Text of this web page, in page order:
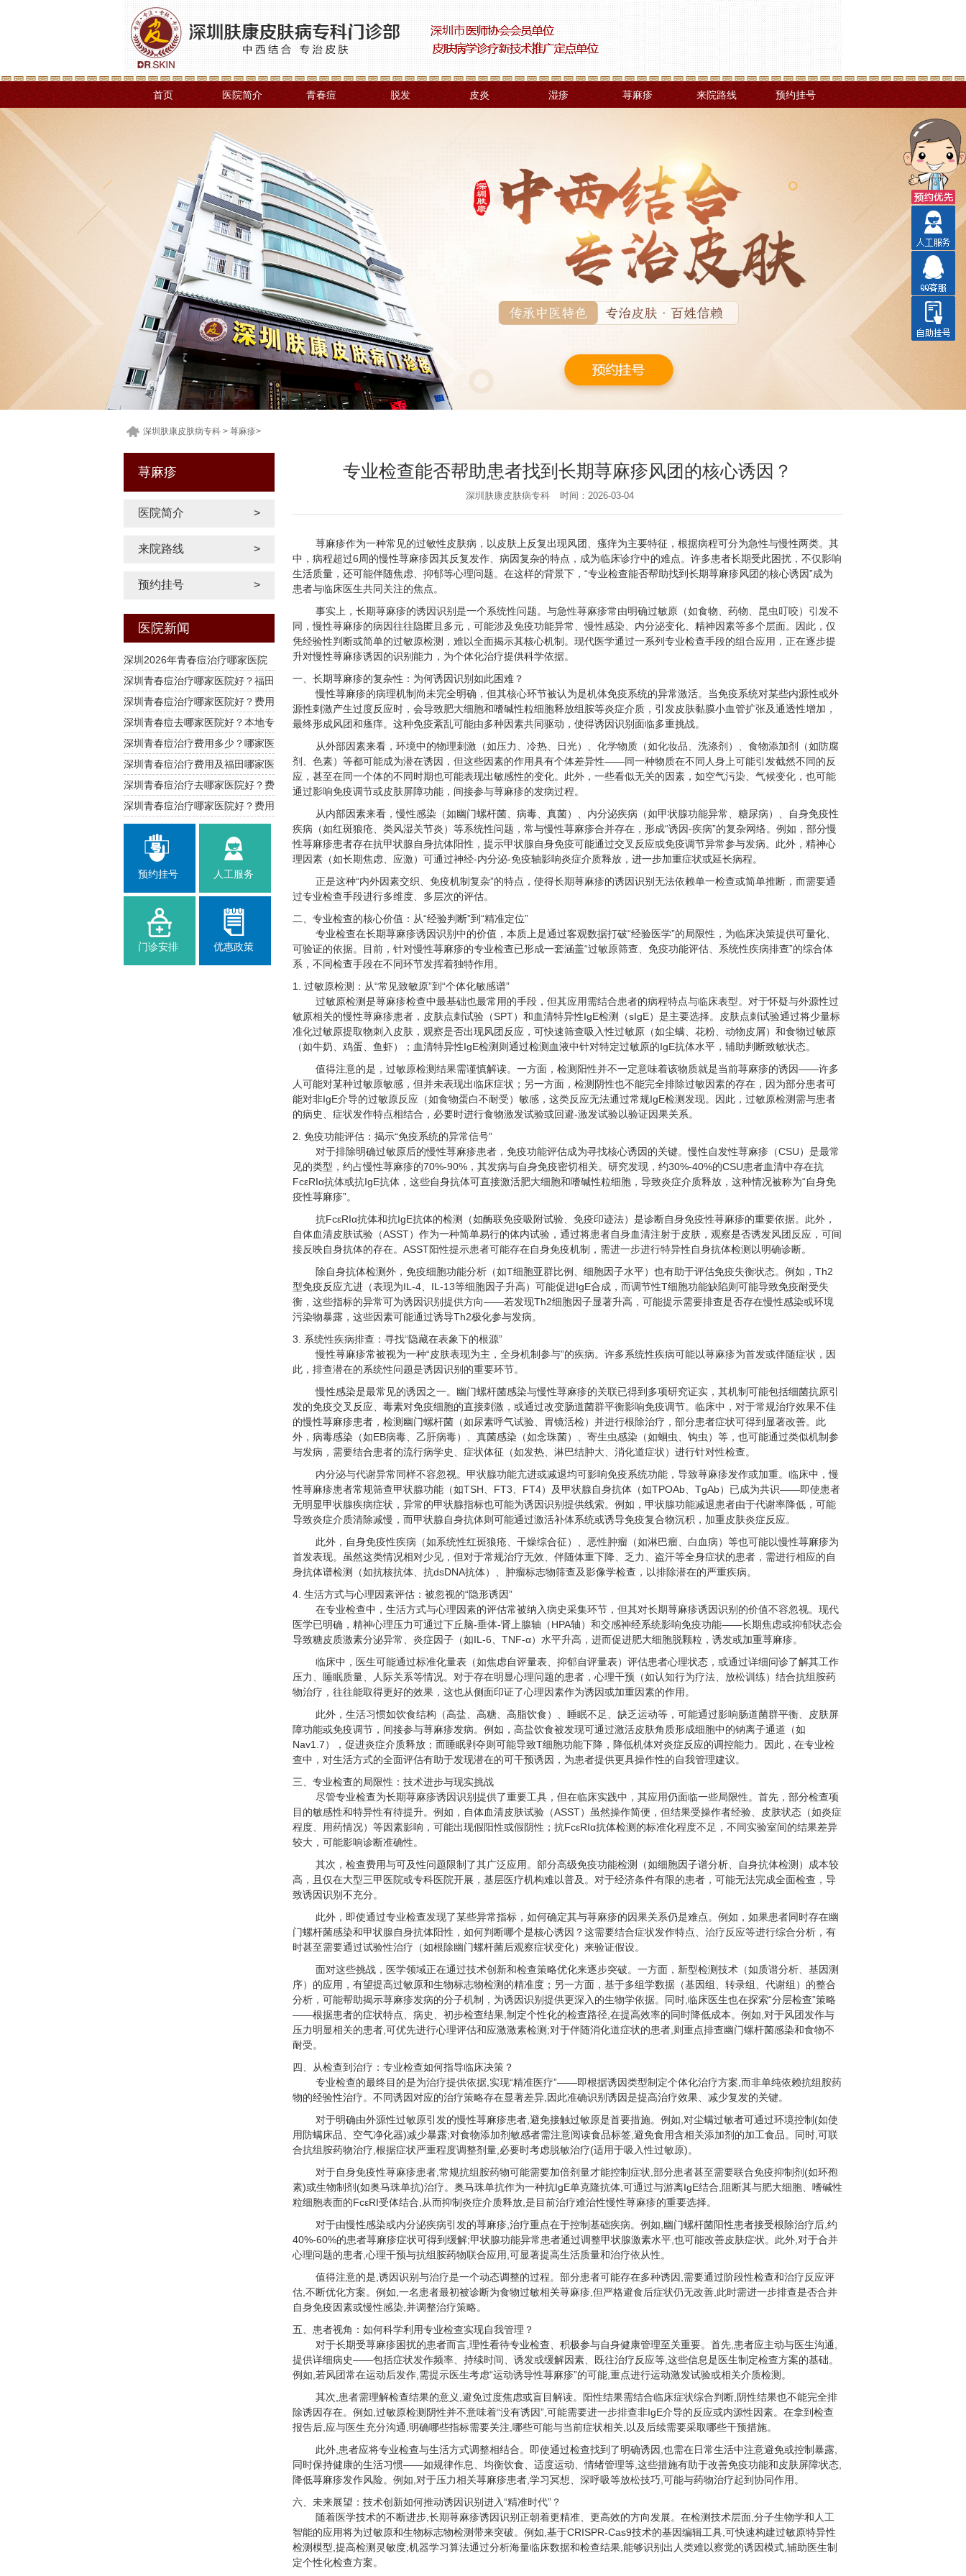
首页 医院简介 青春痘 脱发 皮炎 湿疹 荨麻疹 来院路线 预约挂号
深圳肤康皮肤病专科 > 荨麻疹>
荨麻疹
医院简介 >
来院路线 >
预约挂号 >
医院新闻
深圳2026年青春痘治疗哪家医院
好？福田南山推荐
深圳青春痘治疗哪家医院好？福田
南山费用参考
深圳青春痘治疗哪家医院好？费用
与攻略
深圳青春痘去哪家医院好？本地专
业治疗指南
深圳青春痘治疗费用多少？哪家医
院靠谱
深圳青春痘治疗费用及福田哪家医
院口碑好
深圳青春痘治疗去哪家医院好？费
用与建议
深圳青春痘治疗哪家医院好？费用
是多少
预约挂号 人工服务
门诊安排 优惠政策
专业检查能否帮助患者找到长期荨麻疹风团的核心诱因？
深圳肤康皮肤病专科 时间：2026-03-04
荨麻疹作为一种常见的过敏性皮肤病，以皮肤上反复出现风团、瘙痒为主要特征，根据病程可分为急性与慢性两类。其
中，病程超过6周的慢性荨麻疹因其反复发作、病因复杂的特点，成为临床诊疗中的难点。许多患者长期受此困扰，不仅影响
生活质量，还可能伴随焦虑、抑郁等心理问题。在这样的背景下，“专业检查能否帮助找到长期荨麻疹风团的核心诱因”成为
患者与临床医生共同关注的焦点。
事实上，长期荨麻疹的诱因识别是一个系统性问题。与急性荨麻疹常由明确过敏原（如食物、药物、昆虫叮咬）引发不
同，慢性荨麻疹的病因往往隐匿且多元，可能涉及免疫功能异常、慢性感染、内分泌变化、精神因素等多个层面。因此，仅
凭经验性判断或简单的过敏原检测，难以全面揭示其核心机制。现代医学通过一系列专业检查手段的组合应用，正在逐步提
升对慢性荨麻疹诱因的识别能力，为个体化治疗提供科学依据。
一、长期荨麻疹的复杂性：为何诱因识别如此困难？
慢性荨麻疹的病理机制尚未完全明确，但其核心环节被认为是机体免疫系统的异常激活。当免疫系统对某些内源性或外
源性刺激产生过度反应时，会导致肥大细胞和嗜碱性粒细胞释放组胺等炎症介质，引发皮肤黏膜小血管扩张及通透性增加，
最终形成风团和瘙痒。这种免疫紊乱可能由多种因素共同驱动，使得诱因识别面临多重挑战。
从外部因素来看，环境中的物理刺激（如压力、冷热、日光）、化学物质（如化妆品、洗涤剂）、食物添加剂（如防腐
剂、色素）等都可能成为潜在诱因，但这些因素的作用具有个体差异性——同一种物质在不同人身上可能引发截然不同的反
应，甚至在同一个体的不同时期也可能表现出敏感性的变化。此外，一些看似无关的因素，如空气污染、气候变化，也可能
通过影响免疫调节或皮肤屏障功能，间接参与荨麻疹的发病过程。
从内部因素来看，慢性感染（如幽门螺杆菌、病毒、真菌）、内分泌疾病（如甲状腺功能异常、糖尿病）、自身免疫性
疾病（如红斑狼疮、类风湿关节炎）等系统性问题，常与慢性荨麻疹合并存在，形成“诱因-疾病”的复杂网络。例如，部分慢
性荨麻疹患者存在抗甲状腺自身抗体阳性，提示甲状腺自身免疫可能通过交叉反应或免疫调节异常参与发病。此外，精神心
理因素（如长期焦虑、应激）可通过神经-内分泌-免疫轴影响炎症介质释放，进一步加重症状或延长病程。
正是这种“内外因素交织、免疫机制复杂”的特点，使得长期荨麻疹的诱因识别无法依赖单一检查或简单推断，而需要通
过专业检查手段进行多维度、多层次的评估。
二、专业检查的核心价值：从“经验判断”到“精准定位”
专业检查在长期荨麻疹诱因识别中的价值，本质上是通过客观数据打破“经验医学”的局限性，为临床决策提供可量化、
可验证的依据。目前，针对慢性荨麻疹的专业检查已形成一套涵盖“过敏原筛查、免疫功能评估、系统性疾病排查”的综合体
系，不同检查手段在不同环节发挥着独特作用。
1. 过敏原检测：从“常见致敏原”到“个体化敏感谱”
过敏原检测是荨麻疹检查中最基础也最常用的手段，但其应用需结合患者的病程特点与临床表型。对于怀疑与外源性过
敏原相关的慢性荨麻疹患者，皮肤点刺试验（SPT）和血清特异性IgE检测（sIgE）是主要选择。皮肤点刺试验通过将少量标
准化过敏原提取物刺入皮肤，观察是否出现风团反应，可快速筛查吸入性过敏原（如尘螨、花粉、动物皮屑）和食物过敏原
（如牛奶、鸡蛋、鱼虾）；血清特异性IgE检测则通过检测血液中针对特定过敏原的IgE抗体水平，辅助判断致敏状态。
值得注意的是，过敏原检测结果需谨慎解读。一方面，检测阳性并不一定意味着该物质就是当前荨麻疹的诱因——许多
人可能对某种过敏原敏感，但并未表现出临床症状；另一方面，检测阴性也不能完全排除过敏因素的存在，因为部分患者可
能对非IgE介导的过敏原反应（如食物蛋白不耐受）敏感，这类反应无法通过常规IgE检测发现。因此，过敏原检测需与患者
的病史、症状发作特点相结合，必要时进行食物激发试验或回避-激发试验以验证因果关系。
2. 免疫功能评估：揭示“免疫系统的异常信号”
对于排除明确过敏原后的慢性荨麻疹患者，免疫功能评估成为寻找核心诱因的关键。慢性自发性荨麻疹（CSU）是最常
见的类型，约占慢性荨麻疹的70%-90%，其发病与自身免疫密切相关。研究发现，约30%-40%的CSU患者血清中存在抗
FcεRIα抗体或抗IgE抗体，这些自身抗体可直接激活肥大细胞和嗜碱性粒细胞，导致炎症介质释放，这种情况被称为“自身免
疫性荨麻疹”。
抗FcεRIα抗体和抗IgE抗体的检测（如酶联免疫吸附试验、免疫印迹法）是诊断自身免疫性荨麻疹的重要依据。此外，
自体血清皮肤试验（ASST）作为一种简单易行的体内试验，通过将患者自身血清注射于皮肤，观察是否诱发风团反应，可间
接反映自身抗体的存在。ASST阳性提示患者可能存在自身免疫机制，需进一步进行特异性自身抗体检测以明确诊断。
除自身抗体检测外，免疫细胞功能分析（如T细胞亚群比例、细胞因子水平）也有助于评估免疫失衡状态。例如，Th2
型免疫反应亢进（表现为IL-4、IL-13等细胞因子升高）可能促进IgE合成，而调节性T细胞功能缺陷则可能导致免疫耐受失
衡，这些指标的异常可为诱因识别提供方向——若发现Th2细胞因子显著升高，可能提示需要排查是否存在慢性感染或环境
污染物暴露，这些因素可能通过诱导Th2极化参与发病。
3. 系统性疾病排查：寻找“隐藏在表象下的根源”
慢性荨麻疹常被视为一种“皮肤表现为主，全身机制参与”的疾病。许多系统性疾病可能以荨麻疹为首发或伴随症状，因
此，排查潜在的系统性问题是诱因识别的重要环节。
慢性感染是最常见的诱因之一。幽门螺杆菌感染与慢性荨麻疹的关联已得到多项研究证实，其机制可能包括细菌抗原引
发的免疫交叉反应、毒素对免疫细胞的直接刺激，或通过改变肠道菌群平衡影响免疫调节。临床中，对于常规治疗效果不佳
的慢性荨麻疹患者，检测幽门螺杆菌（如尿素呼气试验、胃镜活检）并进行根除治疗，部分患者症状可得到显著改善。此
外，病毒感染（如EB病毒、乙肝病毒）、真菌感染（如念珠菌）、寄生虫感染（如蛔虫、钩虫）等，也可能通过类似机制参
与发病，需要结合患者的流行病学史、症状体征（如发热、淋巴结肿大、消化道症状）进行针对性检查。
内分泌与代谢异常同样不容忽视。甲状腺功能亢进或减退均可影响免疫系统功能，导致荨麻疹发作或加重。临床中，慢
性荨麻疹患者常规筛查甲状腺功能（如TSH、FT3、FT4）及甲状腺自身抗体（如TPOAb、TgAb）已成为共识——即使患者
无明显甲状腺疾病症状，异常的甲状腺指标也可能为诱因识别提供线索。例如，甲状腺功能减退患者由于代谢率降低，可能
导致炎症介质清除减慢，而甲状腺自身抗体则可能通过激活补体系统或诱导免疫复合物沉积，加重皮肤炎症反应。
此外，自身免疫性疾病（如系统性红斑狼疮、干燥综合征）、恶性肿瘤（如淋巴瘤、白血病）等也可能以慢性荨麻疹为
首发表现。虽然这类情况相对少见，但对于常规治疗无效、伴随体重下降、乏力、盗汗等全身症状的患者，需进行相应的自
身抗体谱检测（如抗核抗体、抗dsDNA抗体）、肿瘤标志物筛查及影像学检查，以排除潜在的严重疾病。
4. 生活方式与心理因素评估：被忽视的“隐形诱因”
在专业检查中，生活方式与心理因素的评估常被纳入病史采集环节，但其对长期荨麻疹诱因识别的价值不容忽视。现代
医学已明确，精神心理压力可通过下丘脑-垂体-肾上腺轴（HPA轴）和交感神经系统影响免疫功能——长期焦虑或抑郁状态会
导致糖皮质激素分泌异常、炎症因子（如IL-6、TNF-α）水平升高，进而促进肥大细胞脱颗粒，诱发或加重荨麻疹。
临床中，医生可能通过标准化量表（如焦虑自评量表、抑郁自评量表）评估患者心理状态，或通过详细问诊了解其工作
压力、睡眠质量、人际关系等情况。对于存在明显心理问题的患者，心理干预（如认知行为疗法、放松训练）结合抗组胺药
物治疗，往往能取得更好的效果，这也从侧面印证了心理因素作为诱因或加重因素的作用。
此外，生活习惯如饮食结构（高盐、高糖、高脂饮食）、睡眠不足、缺乏运动等，可能通过影响肠道菌群平衡、皮肤屏
障功能或免疫调节，间接参与荨麻疹发病。例如，高盐饮食被发现可通过激活皮肤角质形成细胞中的钠离子通道（如
Nav1.7），促进炎症介质释放；而睡眠剥夺则可能导致T细胞功能下降，降低机体对炎症反应的调控能力。因此，在专业检
查中，对生活方式的全面评估有助于发现潜在的可干预诱因，为患者提供更具操作性的自我管理建议。
三、专业检查的局限性：技术进步与现实挑战
尽管专业检查为长期荨麻疹诱因识别提供了重要工具，但在临床实践中，其应用仍面临一些局限性。首先，部分检查项
目的敏感性和特异性有待提升。例如，自体血清皮肤试验（ASST）虽然操作简便，但结果受操作者经验、皮肤状态（如炎症
程度、用药情况）等因素影响，可能出现假阳性或假阴性；抗FcεRIα抗体检测的标准化程度不足，不同实验室间的结果差异
较大，可能影响诊断准确性。
其次，检查费用与可及性问题限制了其广泛应用。部分高级免疫功能检测（如细胞因子谱分析、自身抗体检测）成本较
高，且仅在大型三甲医院或专科医院开展，基层医疗机构难以普及。对于经济条件有限的患者，可能无法完成全面检查，导
致诱因识别不充分。
此外，即使通过专业检查发现了某些异常指标，如何确定其与荨麻疹的因果关系仍是难点。例如，如果患者同时存在幽
门螺杆菌感染和甲状腺自身抗体阳性，如何判断哪个是核心诱因？这需要结合症状发作特点、治疗反应等进行综合分析，有
时甚至需要通过试验性治疗（如根除幽门螺杆菌后观察症状变化）来验证假设。
面对这些挑战，医学领域正在通过技术创新和检查策略优化来逐步突破。一方面，新型检测技术（如质谱分析、基因测
序）的应用，有望提高过敏原和生物标志物检测的精准度；另一方面，基于多组学数据（基因组、转录组、代谢组）的整合
分析，可能帮助揭示荨麻疹发病的分子机制，为诱因识别提供更深入的生物学依据。同时,临床医生也在探索“分层检查”策略
——根据患者的症状特点、病史、初步检查结果,制定个性化的检查路径,在提高效率的同时降低成本。例如,对于风团发作与
压力明显相关的患者,可优先进行心理评估和应激激素检测;对于伴随消化道症状的患者,则重点排查幽门螺杆菌感染和食物不
耐受。
四、从检查到治疗：专业检查如何指导临床决策？
专业检查的最终目的是为治疗提供依据,实现“精准医疗”——即根据诱因类型制定个体化治疗方案,而非单纯依赖抗组胺药
物的经验性治疗。不同诱因对应的治疗策略存在显著差异,因此准确识别诱因是提高治疗效果、减少复发的关键。
对于明确由外源性过敏原引发的慢性荨麻疹患者,避免接触过敏原是首要措施。例如,对尘螨过敏者可通过环境控制(如使
用防螨床品、空气净化器)减少暴露;对食物添加剂敏感者需注意阅读食品标签,避免食用含相关添加剂的加工食品。同时,可联
合抗组胺药物治疗,根据症状严重程度调整剂量,必要时考虑脱敏治疗(适用于吸入性过敏原)。
对于自身免疫性荨麻疹患者,常规抗组胺药物可能需要加倍剂量才能控制症状,部分患者甚至需要联合免疫抑制剂(如环孢
素)或生物制剂(如奥马珠单抗)治疗。奥马珠单抗作为一种抗IgE单克隆抗体,可通过与游离IgE结合,阻断其与肥大细胞、嗜碱性
粒细胞表面的FcεRI受体结合,从而抑制炎症介质释放,是目前治疗难治性慢性荨麻疹的重要选择。
对于由慢性感染或内分泌疾病引发的荨麻疹,治疗重点在于控制基础疾病。例如,幽门螺杆菌阳性患者接受根除治疗后,约
40%-60%的患者荨麻疹症状可得到缓解;甲状腺功能异常患者通过调整甲状腺激素水平,也可能改善皮肤症状。此外,对于合并
心理问题的患者,心理干预与抗组胺药物联合应用,可显著提高生活质量和治疗依从性。
值得注意的是,诱因识别与治疗是一个动态调整的过程。部分患者可能存在多种诱因,需要通过阶段性检查和治疗反应评
估,不断优化方案。例如,一名患者最初被诊断为食物过敏相关荨麻疹,但严格避食后症状仍无改善,此时需进一步排查是否合并
自身免疫因素或慢性感染,并调整治疗策略。
五、患者视角：如何科学利用专业检查实现自我管理？
对于长期受荨麻疹困扰的患者而言,理性看待专业检查、积极参与自身健康管理至关重要。首先,患者应主动与医生沟通,
提供详细病史——包括症状发作频率、持续时间、诱发或缓解因素、既往治疗反应等,这些信息是医生制定检查方案的基础。
例如,若风团常在运动后发作,需提示医生考虑“运动诱导性荨麻疹”的可能,重点进行运动激发试验或相关介质检测。
其次,患者需理解检查结果的意义,避免过度焦虑或盲目解读。阳性结果需结合临床症状综合判断,阴性结果也不能完全排
除诱因存在。例如,过敏原检测阴性并不意味着“没有诱因”,可能需要进一步排查非IgE介导的反应或内源性因素。在拿到检查
报告后,应与医生充分沟通,明确哪些指标需要关注,哪些可能与当前症状相关,以及后续需要采取哪些干预措施。
此外,患者应将专业检查与生活方式调整相结合。即使通过检查找到了明确诱因,也需在日常生活中注意避免或控制暴露,
同时保持健康的生活习惯——如规律作息、均衡饮食、适度运动、情绪管理等,这些措施有助于改善免疫功能和皮肤屏障状态,
降低荨麻疹发作风险。例如,对于压力相关荨麻疹患者,学习冥想、深呼吸等放松技巧,可能与药物治疗起到协同作用。
六、未来展望：技术创新如何推动诱因识别进入“精准时代”？
随着医学技术的不断进步,长期荨麻疹诱因识别正朝着更精准、更高效的方向发展。在检测技术层面,分子生物学和人工
智能的应用将为过敏原和生物标志物检测带来突破。例如,基于CRISPR-Cas9技术的基因编辑工具,可快速构建过敏原特异性
检测模型,提高检测灵敏度;机器学习算法通过分析海量临床数据和检查结果,能够识别出人类难以察觉的诱因模式,辅助医生制
定个性化检查方案。